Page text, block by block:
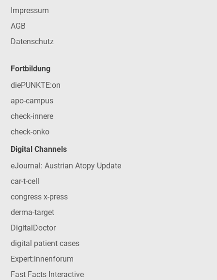
Impressum
AGB
Datenschutz
Fortbildung
diePUNKTE:on
apo-campus
check-innere
check-onko
Digital Channels
eJournal: Austrian Atopy Update
car-t-cell
congress x-press
derma-target
DigitalDoctor
digital patient cases
Expert:innenforum
Fast Facts Interactive